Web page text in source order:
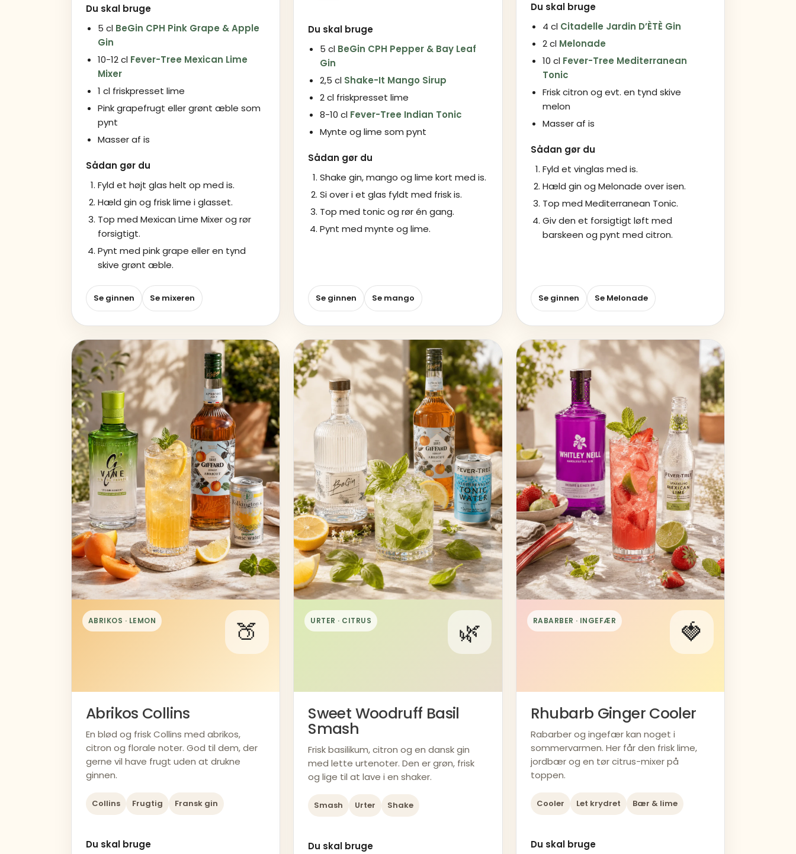
Du skal bruge
5 cl BeGin CPH Pink Grape & Apple
Gin
10-12 cl Fever-Tree Mexican Lime
Mixer
1 cl friskpresset lime
Pink grapefrugt eller grønt æble som
pynt
Masser af is
Sådan gør du
Fyld et højt glas helt op med is.
Hæld gin og frisk lime i glasset.
Top med Mexican Lime Mixer og rør
forsigtigt.
Pynt med pink grape eller en tynd
skive grønt æble.
Se ginnen Se mixeren
Du skal bruge
5 cl BeGin CPH Pepper & Bay Leaf
Gin
2,5 cl Shake-It Mango Sirup
2 cl friskpresset lime
8-10 cl Fever-Tree Indian Tonic
Mynte og lime som pynt
Sådan gør du
Shake gin, mango og lime kort med is.
Si over i et glas fyldt med frisk is.
Top med tonic og rør én gang.
Pynt med mynte og lime.
Se ginnen Se mango
Du skal bruge
4 cl Citadelle Jardin D’ÈTÈ Gin
2 cl Melonade
10 cl Fever-Tree Mediterranean
Tonic
Frisk citron og evt. en tynd skive
melon
Masser af is
Sådan gør du
Fyld et vinglas med is.
Hæld gin og Melonade over isen.
Top med Mediterranean Tonic.
Giv den et forsigtigt løft med
barskeen og pynt med citron.
Se ginnen Se Melonade
ABRIKOS · LEMON 🍑
Abrikos Collins
En blød og frisk Collins med abrikos,
citron og florale noter. God til dem, der
gerne vil have frugt uden at drukne
ginnen.
Collins Frugtig Fransk gin
Du skal bruge
URTER · CITRUS 🌿
Sweet Woodruff Basil
Smash
Frisk basilikum, citron og en dansk gin
med lette urtenoter. Den er grøn, frisk
og lige til at lave i en shaker.
Smash Urter Shake
Du skal bruge
RABARBER · INGEFÆR 🍓
Rhubarb Ginger Cooler
Rabarber og ingefær kan noget i
sommervarmen. Her får den frisk lime,
jordbær og en tør citrus-mixer på
toppen.
Cooler Let krydret Bær & lime
Du skal bruge